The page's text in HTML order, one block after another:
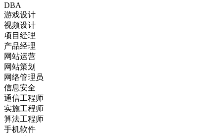
DBA
游戏设计
视频设计
项目经理
产品经理
网站运营
网站策划
网络管理员
信息安全
通信工程师
实施工程师
算法工程师
手机软件